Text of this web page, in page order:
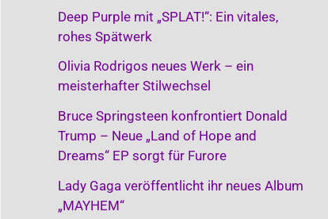
Deep Purple mit „SPLAT!“: Ein vitales,
rohes Spätwerk
Olivia Rodrigos neues Werk – ein
meisterhafter Stilwechsel
Bruce Springsteen konfrontiert Donald
Trump – Neue „Land of Hope and
Dreams“ EP sorgt für Furore
Lady Gaga veröffentlicht ihr neues Album
„MAYHEM“